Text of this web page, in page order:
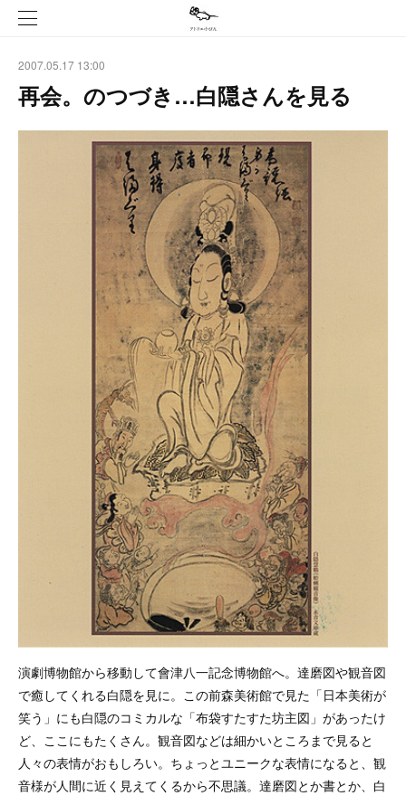
2007.05.17 13:00
再会。のつづき…白隠さんを見る
演劇博物館から移動して會津八一記念博物館へ。達磨図や観音図
で癒してくれる白隠を見に。この前森美術館で見た「日本美術が
笑う」にも白隠のコミカルな「布袋すたすた坊主図」があったけ
ど、ここにもたくさん。観音図などは細かいところまで見ると
人々の表情がおもしろい。ちょっとユニークな表情になると、観
音様が人間に近く見えてくるから不思議。達磨図とか書とか、白